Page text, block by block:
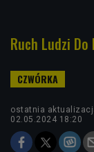
Ruch Ludzi
ostatnia
02.05.2024 18:20